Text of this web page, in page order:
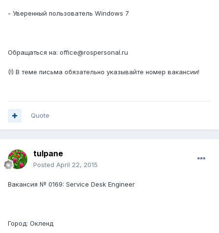
- Уверенный пользователь Windows 7
Обращаться на: office@rospersonal.ru
(!) В теме письма обязательно указывайте номер вакансии!
Quote
tulpane
Posted April 22, 2015
Вакансия № 0169: Service Desk Engineer
Город: Окленд